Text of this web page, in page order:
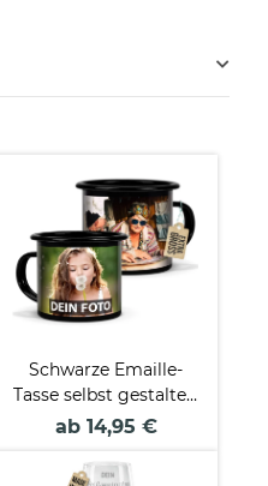
Schwarze Emaille-
Tasse selbst gestalten
- verschiedene
ab 14,95 €